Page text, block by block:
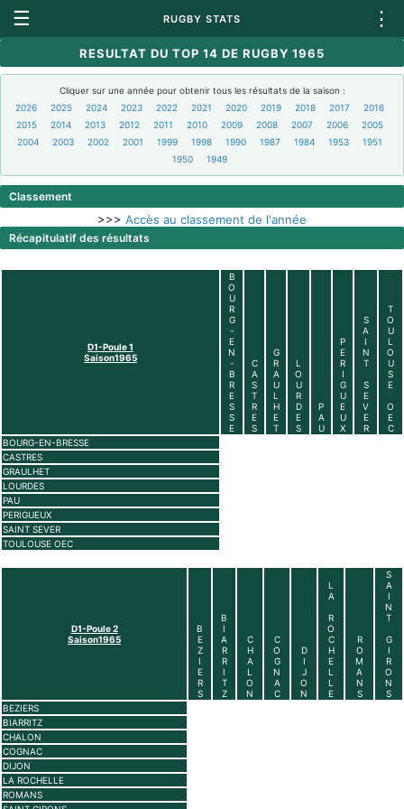
☰ RUGBY STATS ⋮
RESULTAT DU TOP 14 DE RUGBY 1965
Cliquer sur une année pour obtenir tous les résultats de la saison :
2026
2025 2024 2023 2022 2021 2020 2019 2018 2017
2016
2015
2014 2013 2012 2011 2010 2009 2008 2007 2006
2005
2004
2003 2002 2001 1999 1998 1990 1987 1984 1953
1951
1950
1949
Classement
>>> Accès au classement de l'année
Récapitulatif des résultats
D1-Poule 1
Saison1965
B
O
U
R
G
-
E
N
-
B
R
E
S
S
E
C
A
S
T
R
E
S
G
R
A
U
L
H
E
T
L
O
U
R
D
E
S
P
A
U
P
E
R
I
G
U
E
U
X
S
A
I
N
T
S
E
V
E
R
T
O
U
L
O
U
S
E
O
E
C
BOURG-EN-BRESSE
CASTRES
GRAULHET
LOURDES
PAU
PERIGUEUX
SAINT SEVER
TOULOUSE OEC
D1-Poule 2
Saison1965
B
E
Z
I
E
R
S
B
I
A
R
R
I
T
Z
C
H
A
L
O
N
C
O
G
N
A
C
D
I
J
O
N
L
A
R
O
C
H
E
L
L
E
R
O
M
A
N
S
S
A
I
N
T
G
I
R
O
N
S
BEZIERS
BIARRITZ
CHALON
COGNAC
DIJON
LA ROCHELLE
ROMANS